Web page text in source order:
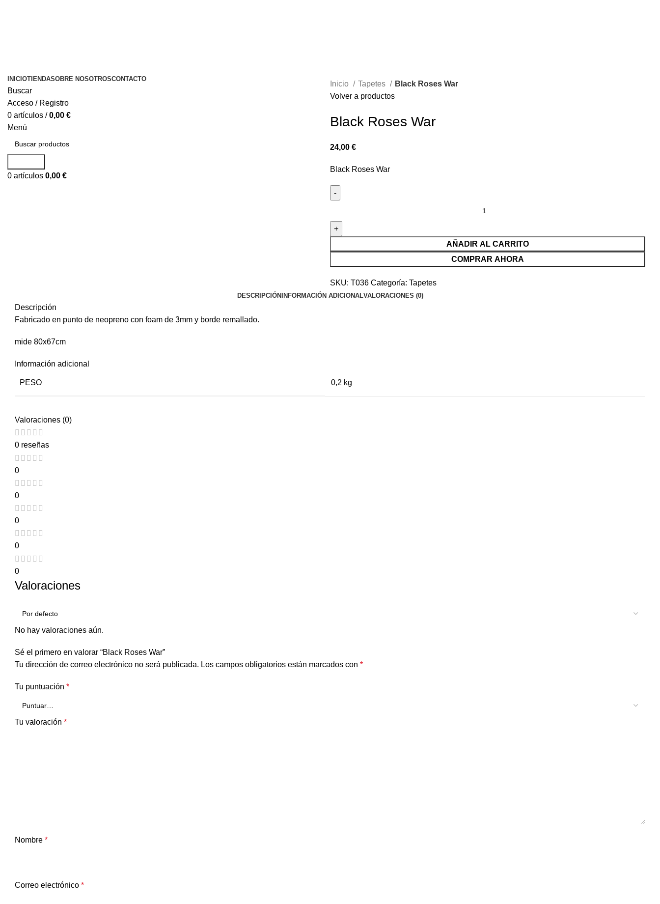
INICIOTIENDASOBRE NOSOTROSCONTACTO
Buscar
Acceso / Registro
0 artículos / 0,00 €
Menú
0 artículos 0,00 €
Inicio Tapetes
Black Roses War
Volver a productos
Black Roses War
24,00 €
Black Roses War
AÑADIR AL CARRITO
COMPRAR AHORA
SKU: T036 Categoría: Tapetes
DESCRIPCIÓN INFORMACIÓN ADICIONALVALORACIONES (0)
Descripción
Fabricado en punto de neopreno con foam de 3mm y borde remallado.
mide 80x67cm
Información adicional
PESO 0,2 kg
Valoraciones (0)
0 reseñas
0
0
0
0
0
Valoraciones
No hay valoraciones aún.
Sé el primero en valorar “Black Roses War”
Tu dirección de correo electrónico no será publicada. Los campos obligatorios están marcados con *
Tu puntuación *
Tu valoración *
Nombre *
Correo electrónico *